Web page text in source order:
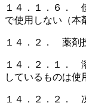
１４．１．６．
で使用しない（本
１４．２． 薬剤
１４．２．１．
しているものは使
１４．２．２．